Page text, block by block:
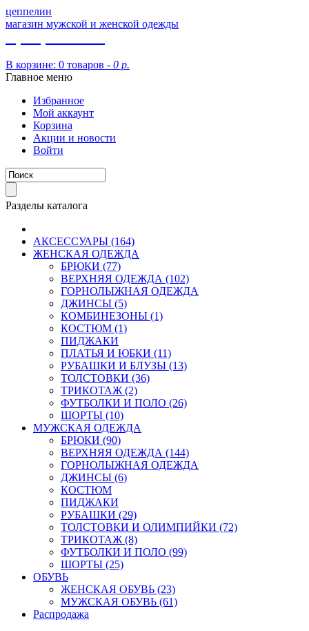
цеппелин
магазин мужской и женской одежды
В корзине: 0 товаров - 0 р.
Главное меню
Избранное
Мой аккаунт
Корзина
Акции и новости
Войти
Разделы каталога
АКСЕССУАРЫ (164)
ЖЕНСКАЯ ОДЕЖДА
БРЮКИ (77)
ВЕРХНЯЯ ОДЕЖДА (102)
ГОРНОЛЫЖНАЯ ОДЕЖДА
ДЖИНСЫ (5)
КОМБИНЕЗОНЫ (1)
КОСТЮМ (1)
ПИДЖАКИ
ПЛАТЬЯ И ЮБКИ (11)
РУБАШКИ И БЛУЗЫ (13)
ТОЛСТОВКИ (36)
ТРИКОТАЖ (2)
ФУТБОЛКИ И ПОЛО (26)
ШОРТЫ (10)
МУЖСКАЯ ОДЕЖДА
БРЮКИ (90)
ВЕРХНЯЯ ОДЕЖДА (144)
ГОРНОЛЫЖНАЯ ОДЕЖДА
ДЖИНСЫ (6)
КОСТЮМ
ПИДЖАКИ
РУБАШКИ (29)
ТОЛСТОВКИ И ОЛИМПИЙКИ (72)
ТРИКОТАЖ (8)
ФУТБОЛКИ И ПОЛО (99)
ШОРТЫ (25)
ОБУВЬ
ЖЕНСКАЯ ОБУВЬ (23)
МУЖСКАЯ ОБУВЬ (61)
Распродажа